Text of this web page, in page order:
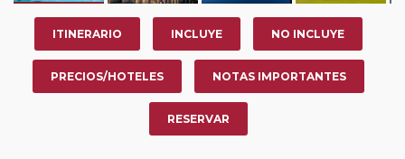
ITINERARIO INCLUYE NO INCLUYE
PRECIOS/HOTELES NOTAS IMPORTANTES
RESERVAR